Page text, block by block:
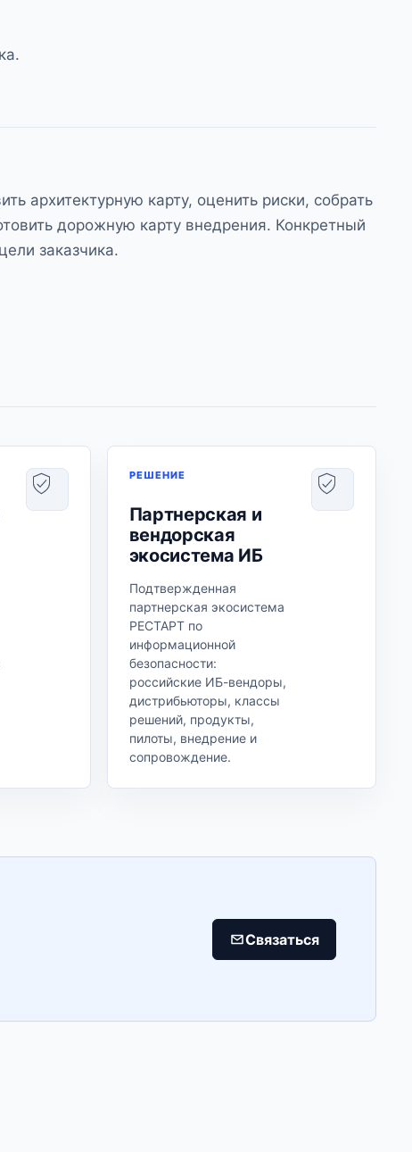
архитектурную карту, оценить риски, собрать
дорожную карту внедрения. Конкретный
заказчика.
РЕШЕНИЕ
Партнерская и
вендорская
экосистема ИБ
Подтвержденная
партнерская экосистема
РЕСТАРТ по
информационной
безопасности:
российские ИБ-вендоры,
дистрибьюторы, классы
решений, продукты,
пилоты, внедрение и
сопровождение.
Связаться